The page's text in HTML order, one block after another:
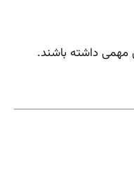
مهمی داشته باشند.